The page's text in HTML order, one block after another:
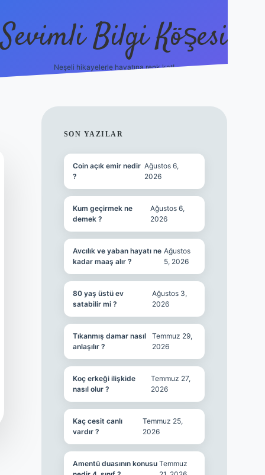
Sevimli Bilgi Köşesi
Neşeli hikayelerle hayatına renk kat!
SIDEBAR
SON YAZILAR
Coin açık emir nedir
?
Ağustos 6,
2026
Kum geçirmek ne
demek ?
Ağustos 6,
2026
Avcılık ve yaban hayatı ne
kadar maaş alır ?
Ağustos
5, 2026
80 yaş üstü ev
satabilir mi ?
Ağustos 3,
2026
Tıkanmış damar nasıl
anlaşılır ?
Temmuz 29,
2026
Koç erkeği ilişkide
nasıl olur ?
Temmuz 27,
2026
Kaç cesit canlı
vardır ?
Temmuz 25,
2026
Amentü duasının konusu Temmuz
https://tulipbett.net/